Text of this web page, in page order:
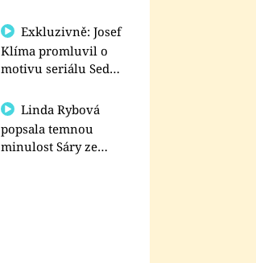
prima+
Exkluzivně: Josef
Klíma promluvil o
motivu seriálu Sedm
Linda Rybová
popsala temnou
minulost Sáry ze